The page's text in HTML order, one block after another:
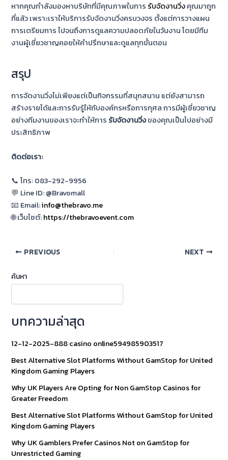
หากคุณกำลังมองหาบริษัทที่มีคุณภาพในการ รับจัดงานวิ่งคุณมาถูก
ที่แล้ว เพราะเราให้บริการรับจัดงานวิ่งครบวงจร ตั้งแต่การวางแผน
การเตรียมการ ไปจนถึงการดูแลความปลอดภัยในวันงาน โดยมีทีม
งานผู้เชี่ยวชาญคอยให้คำปรึกษาและดูแลทุกขั้นตอน
สรุป
การจัดงานวิ่งไม่เพียงแต่เป็นกิจกรรมที่สนุกสนาน แต่ยังสามารถ
สร้างรายได้และการรับรู้ให้กับองค์กรหรือการกุศล การมีผู้เชี่ยวชาญ
อย่างทีมงานของเราจะทำให้การ รับจัดงานวิ่งของคุณเป็นไปอย่างมี
ประสิทธิภาพ
ติดต่อเรา:
📞 โทร: 083-292-9956
💬 Line ID: @Bravomall
📧 Email:info@thebravo.me
🌐 เว็บไซต์:https://thebravoevent.com
PREVIOUS NEXT
ค้นหา
บทความล่าสุด
12-12-2025-888 casino online594985903517
Best Alternative Slot Platforms Without GamStop for United
Kingdom Gaming Players
Why UK Players Are Opting for Non GamStop Casinos for
Greater Freedom
Best Alternative Slot Platforms Without GamStop for United
Kingdom Gaming Players
Why UK Gamblers Prefer Casinos Not on GamStop for
Unrestricted Gaming